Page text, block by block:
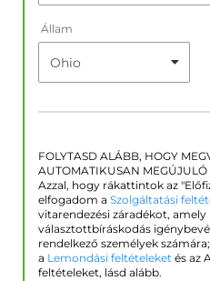
Állam
FOLYTASD ALÁBB, HOGY
AUTOMATIKUSAN MEGÚJULÓ
Azzal, hogy rákattintok az
elfogadom a Szolgáltatási
vitarendezési záradékot, amely
választottbíráskodás
rendelkező személyek
a Lemondási feltételeket és az
feltételeket, lásd alább.